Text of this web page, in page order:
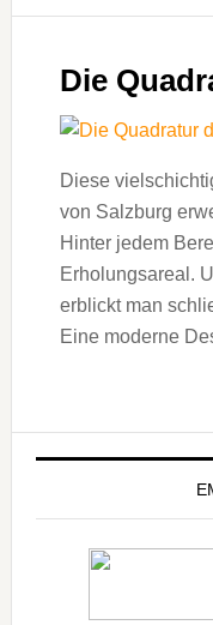
Die
Diese
von Salzburg
Hinter jedem
Erholungsareal.
erblickt man
Eine moderne